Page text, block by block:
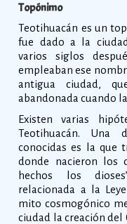
Topónimo
Teotihuacán es un
fue dado a la
varios siglos
empleaban ese
antigua ciudad,
abandonada cuando
Existen varias
Teotihuacán. Una
conocidas es la que
donde nacieron los
hechos los
relacionada a la
mito cosmogónico
ciudad la creación